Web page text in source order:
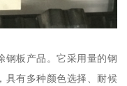
钢板产品。它采用量的钢
具有多种颜色选择、耐候